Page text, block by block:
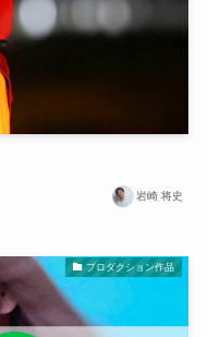
岩崎 将史
プロダクション作品